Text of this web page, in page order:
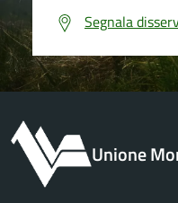
Segnala
Unione